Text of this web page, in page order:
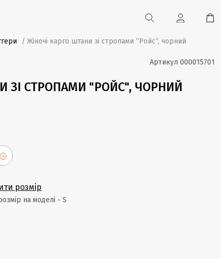
/ Жіночі карго штани зі стропами “Ройс”, чорний
Артикул 000015701
ЗІ СТРОПАМИ "РОЙС", ЧОРНИЙ
розмір
на моделі - S